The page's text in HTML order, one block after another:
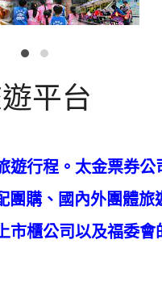
平台
行程。太金票券
購、國內外團體
櫃公司以及福委